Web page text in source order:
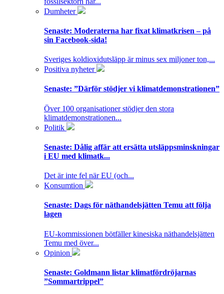
Dumheter
Senaste: Moderaterna har fixat klimatkrisen – på
sin Facebook-sida!
Sveriges koldioxidutsläpp är minus sex miljoner ton,...
Positiva nyheter
Senaste: ”Därför stödjer vi klimatdemonstrationen”
Över 100 organisationer stödjer den stora
klimatdemonstrationen...
Politik
Senaste: Dålig affär att ersätta utsläppsminskningar
i EU med klimatk...
Det är inte fel när EU (och...
Konsumtion
Senaste: Dags för näthandelsjätten Temu att följa
lagen
EU-kommissionen bötfäller kinesiska näthandelsjätten
Temu med över...
Opinion
Senaste: Goldmann listar klimatfördröjarnas
”Sommartrippel”